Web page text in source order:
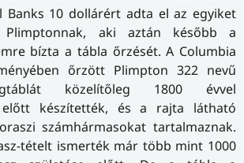
Banks 10 dollárért adta el az egyiket
aki aztán később a
bízta a tábla őrzését. A Columbia
őrzött Plimpton 322 nevű
közelítőleg 1800 évvel
előtt készítették, és a rajta látható
számhármasokat tartalmaznak.
tételt ismerték már több mint 1000